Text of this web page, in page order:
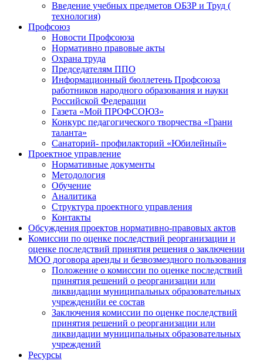
Введение учебных предметов ОБЗР и Труд (
технология)
Профсоюз
Новости Профсоюза
Нормативно правовые акты
Охрана труда
Председателям ППО
Информационный бюллетень Профсоюза
работников народного образования и науки
Российской Федерации
Газета «Мой ПРОФСОЮЗ»
Конкурс педагогического творчества «Грани
таланта»
Санаторий- профилакторий «Юбилейный»
Проектное управление
Нормативные документы
Методология
Обучение
Аналитика
Структура проектного управления
Контакты
Обсуждения проектов нормативно-правовых актов
Комиссии по оценке последствий реорганизации и
оценке последствий принятия решения о заключении
МОО договора аренды и безвозмездного пользования
Положение о комиссии по оценке последствий
принятия решений о реорганизации или
ликвидации муниципальных образовательных
учрежденийи ее состав
Заключения комиссии по оценке последствий
принятия решений о реорганизации или
ликвидации муниципальных образовательных
учреждений
Ресурсы